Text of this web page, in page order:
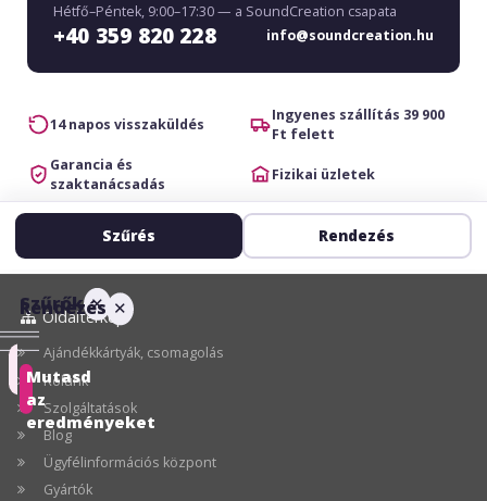
Hétfő–Péntek, 9:00–17:30 — a SoundCreation csapata
+40 359 820 228 info@soundcreation.hu
14 napos visszaküldés
Ingyenes szállítás 39 900
Ft felett
Garancia és
szaktanácsadás
Fizikai üzletek
Szűrés Rendezés
Szűrők ✕
Mutasd
az
eredményeket
Rendezés ✕
Ajánlott
Ár
szerint
növekvő
Oldaltérkép
Ajándékkártyák, csomagolás
Rólunk
Szolgáltatások
Blog
Ügyfélinformációs központ
Gyártók